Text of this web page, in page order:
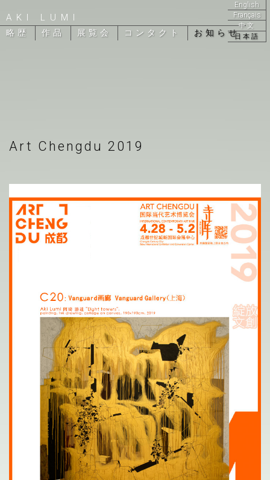
AKI LUMI
略歴 作品 展覧会 コンタクト お知らせ
English
Français
中文
日本語
Art Chengdu 2019